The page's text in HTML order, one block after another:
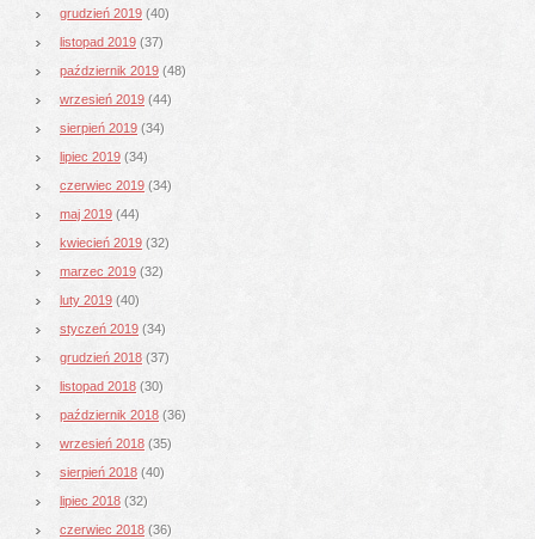
grudzień 2019 (40)
listopad 2019 (37)
październik 2019 (48)
wrzesień 2019 (44)
sierpień 2019 (34)
lipiec 2019 (34)
czerwiec 2019 (34)
maj 2019 (44)
kwiecień 2019 (32)
marzec 2019 (32)
luty 2019 (40)
styczeń 2019 (34)
grudzień 2018 (37)
listopad 2018 (30)
październik 2018 (36)
wrzesień 2018 (35)
sierpień 2018 (40)
lipiec 2018 (32)
czerwiec 2018 (36)